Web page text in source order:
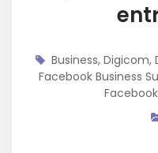
Business, Digicom,
Facebook Business